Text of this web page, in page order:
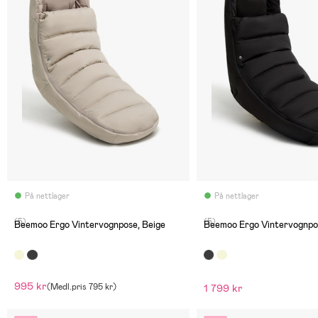
På nettlager
(5)
Beemoo Ergo Vintervognpose, Beige
995 kr(Medl.pris 795 kr)
På nettlager
(5)
Beemoo Ergo
1 799 kr